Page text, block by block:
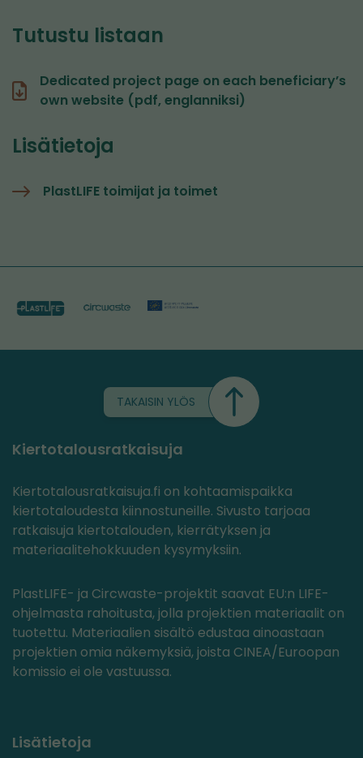
Tutustu listaan
Dedicated project page on each beneficiary’s
own website (pdf, englanniksi)
Lisätietoja
PlastLIFE toimijat ja toimet
TAKAISIN YLÖS
Kiertotalousratkaisuja
Kiertotalousratkaisuja.fi on kohtaamispaikka
kiertotaloudesta kiinnostuneille. Sivusto tarjoaa
ratkaisuja kiertotalouden, kierrätyksen ja
materiaalitehokkuuden kysymyksiin.
PlastLIFE- ja Circwaste-projektit saavat EU:n LIFE-
ohjelmasta rahoitusta, jolla projektien materiaalit on
tuotettu. Materiaalien sisältö edustaa ainoastaan
projektien omia näkemyksiä, joista CINEA/Euroopan
komissio ei ole vastuussa.
Lisätietoja